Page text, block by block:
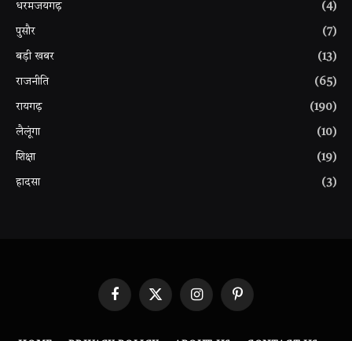
धरमजयगढ़ (4)
पुसौर (7)
बड़ी खबर (13)
राजनीति (65)
रायगढ़ (190)
लैलूंगा (10)
शिक्षा (19)
हादसा (3)
FacebookX
InstagramPinterest